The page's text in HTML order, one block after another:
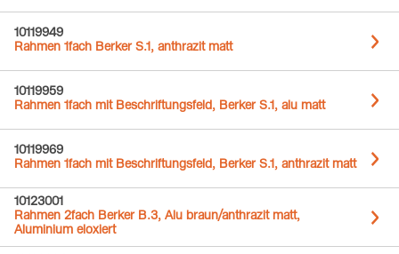
10119949
Rahmen 1fach Berker S.1, anthrazit matt
10119959
Rahmen 1fach mit Beschriftungsfeld, Berker S.1, alu matt
10119969
Rahmen 1fach mit Beschriftungsfeld, Berker S.1, anthrazit matt
10123001
Rahmen 2fach Berker B.3, Alu braun/anthrazit matt,
Aluminium eloxiert